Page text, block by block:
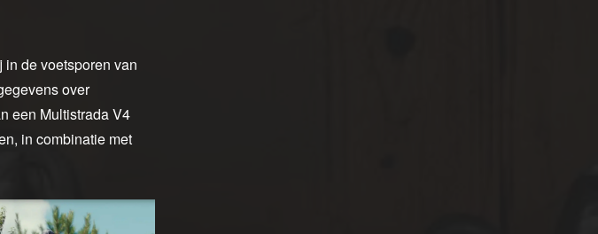
in de voetsporen van
over
een Multistrada V4
in combinatie met